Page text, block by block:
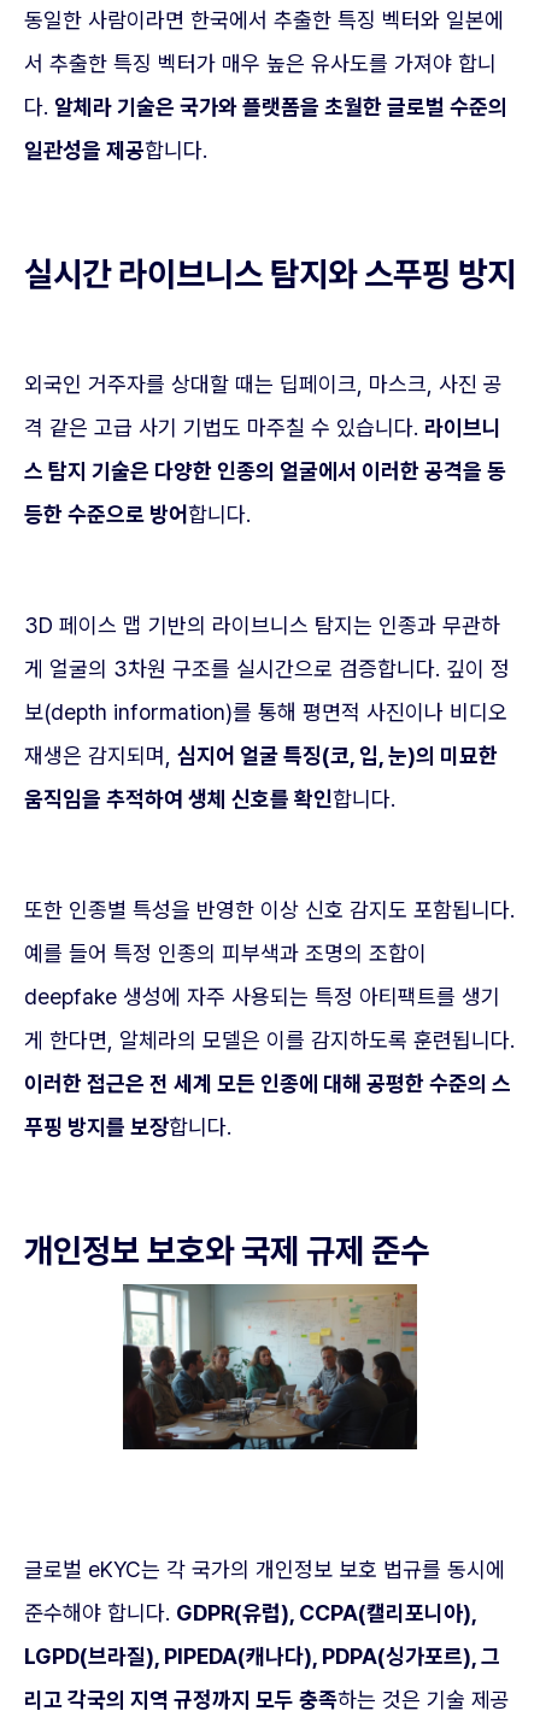
동일한 사람이라면 한국에서 추출한 특징 벡터와 일본에
서 추출한 특징 벡터가 매우 높은 유사도를 가져야 합니
다. 알체라 기술은 국가와 플랫폼을 초월한 글로벌 수준의
일관성을 제공합니다.
실시간 라이브니스 탐지와 스푸핑 방지
외국인 거주자를 상대할 때는 딥페이크, 마스크, 사진 공
격 같은 고급 사기 기법도 마주칠 수 있습니다. 라이브니
스 탐지 기술은 다양한 인종의 얼굴에서 이러한 공격을 동
등한 수준으로 방어 합니다.
3D 페이스 맵 기반의 라이브니스 탐지는 인종과 무관하
게 얼굴의 3차원 구조를 실시간으로 검증합니다. 깊이 정
보(depth information)를 통해 평면적 사진이나 비디오
재생은 감지되며, 심지어 얼굴 특징(코, 입, 눈)의 미묘한
움직임을 추적하여 생체 신호를 확인합니다.
또한 인종별 특성을 반영한 이상 신호 감지도 포함됩니다.
예를 들어 특정 인종의 피부색과 조명의 조합이
deepfake 생성에 자주 사용되는 특정 아티팩트를 생기
게 한다면, 알체라의 모델은 이를 감지하도록 훈련됩니다.
이러한 접근은 전 세계 모든 인종에 대해 공평한 수준의 스
푸핑 방지를 보장합니다.
개인정보 보호와 국제 규제 준수
글로벌 eKYC는 각 국가의 개인정보 보호 법규를 동시에
준수해야 합니다. GDPR(유럽), CCPA(캘리포니아),
LGPD(브라질), PIPEDA(캐나다), PDPA(싱가포르), 그
리고 각국의 지역 규정까지 모두 충족하는 것은 기술 제공